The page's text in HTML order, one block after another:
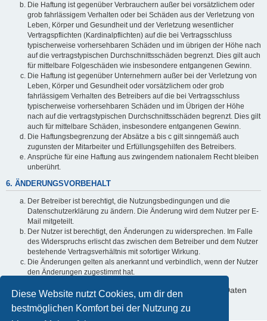
Diese Website nutzt Cookies, um dir den
bestmöglichen Komfort bei der Nutzung zu
Die Haftung ist gegenüber Verbrauchern außer bei vorsätzlichem oder
grob fahrlässigem Verhalten oder bei Schäden aus der Verletzung von
Leben, Körper und Gesundheit und der Verletzung wesentlicher
Vertragspflichten (Kardinalpflichten) auf die bei Vertragsschluss
typischerweise vorhersehbaren Schäden und im übrigen der Höhe nach
auf die vertragstypischen Durchschnittsschäden begrenzt. Dies gilt auch
für mittelbare Folgeschäden wie insbesondere entgangenen Gewinn.
Die Haftung ist gegenüber Unternehmern außer bei der Verletzung von
Leben, Körper und Gesundheit oder vorsätzlichem oder grob
fahrlässigem Verhalten des Betreibers auf die bei Vertragsschluss
typischerweise vorhersehbaren Schäden und im Übrigen der Höhe
nach auf die vertragstypischen Durchschnittsschäden begrenzt. Dies gilt
auch für mittelbare Schäden, insbesondere entgangenen Gewinn.
Die Haftungsbegrenzung der Absätze a bis c gilt sinngemäß auch
zugunsten der Mitarbeiter und Erfüllungsgehilfen des Betreibers.
Ansprüche für eine Haftung aus zwingendem nationalem Recht bleiben
unberührt.
6. ÄNDERUNGSVORBEHALT
Der Betreiber ist berechtigt, die Nutzungsbedingungen und die
Datenschutzerklärung zu ändern. Die Änderung wird dem Nutzer per E-
Mail mitgeteilt.
Der Nutzer ist berechtigt, den Änderungen zu widersprechen. Im Falle
des Widerspruchs erlischt das zwischen dem Betreiber und dem Nutzer
bestehende Vertragsverhältnis mit sofortiger Wirkung.
Die Änderungen gelten als anerkannt und verbindlich, wenn der Nutzer
den Änderungen zugestimmt hat.
Informationen über den Umgang mit deinen persönlichen Daten
sind in der Datenschutzerklärung enthalten.